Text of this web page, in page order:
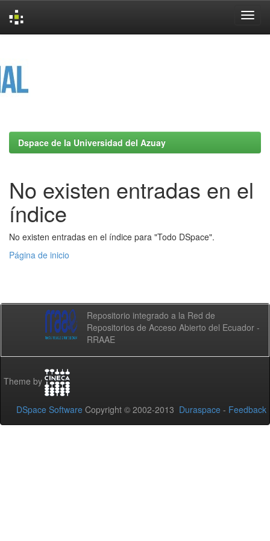
Dspace de la Universidad del Azuay
No existen entradas en el
índice
No existen entradas en el índice para "Todo DSpace".
Página de inicio
Repositorio integrado a la Red de
Repositorios de Acceso Abierto del Ecuador -
RRAAE
Theme by
DSpace Software Copyright © 2002-2013 Duraspace - Feedback